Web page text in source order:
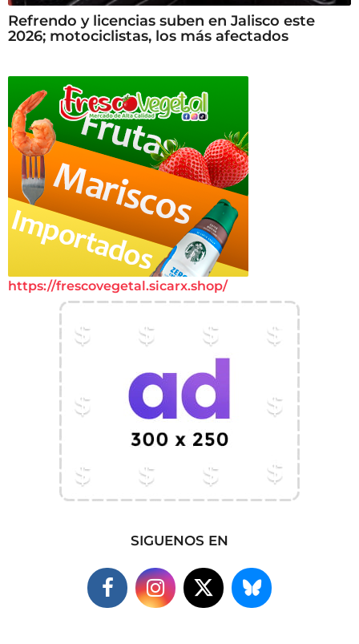
Refrendo y licencias suben en Jalisco este
2026; motociclistas, los más afectados
https://frescovegetal.sicarx.shop/
SIGUENOS EN